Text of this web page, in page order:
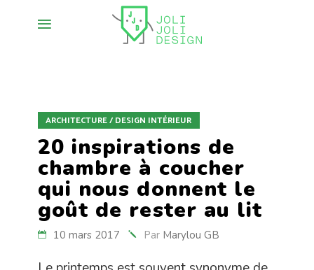
ARCHITECTURE / DESIGN INTÉRIEUR
20 inspirations de
chambre à coucher
qui nous donnent le
goût de rester au lit
10 mars 2017 Par Marylou GB